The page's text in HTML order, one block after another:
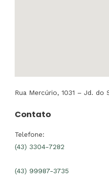
Rua Mercúrio, 1031 – Jd. do
Contato
Telefone:
(43) 3304-7282
(43) 99987-3735